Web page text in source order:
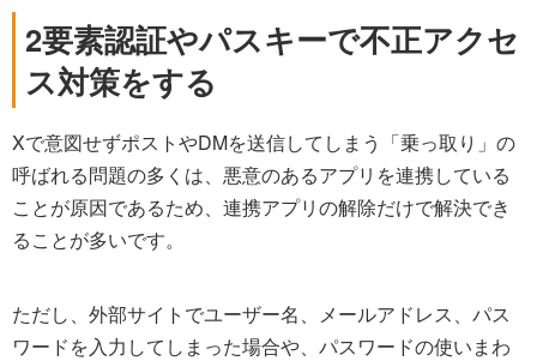
2要素認証やパスキーで不正アクセ
ス対策をする
Xで意図せずポストやDMを送信してしまう「乗っ取り」の
呼ばれる問題の多くは、悪意のあるアプリを連携している
ことが原因であるため、連携アプリの解除だけで解決でき
ることが多いです。
ただし、外部サイトでユーザー名、メールアドレス、パス
ワードを入力してしまった場合や、パスワードの使いまわ